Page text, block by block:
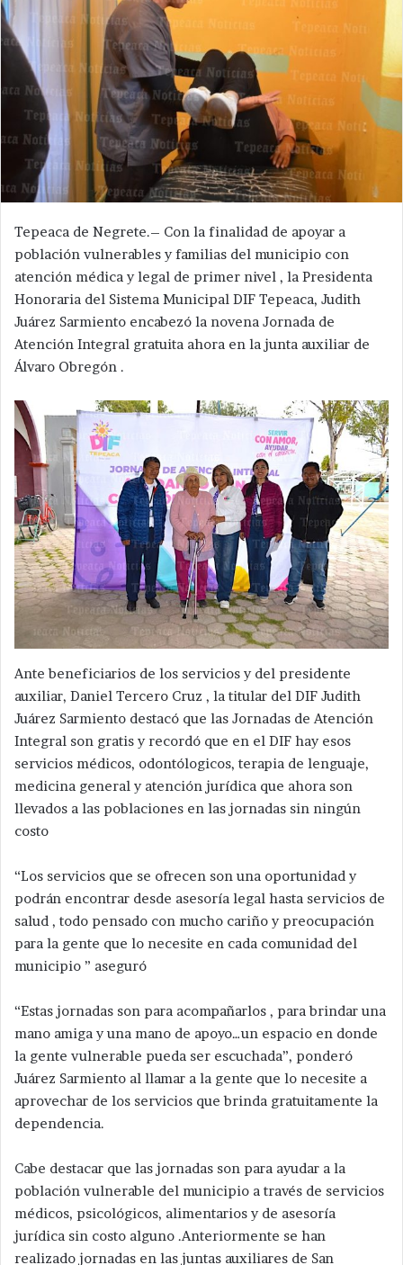
Tepeaca de Negrete.– Con la finalidad de apoyar a
población vulnerables y familias del municipio con
atención médica y legal de primer nivel , la Presidenta
Honoraria del Sistema Municipal DIF Tepeaca, Judith
Juárez Sarmiento encabezó la novena Jornada de
Atención Integral gratuita ahora en la junta auxiliar de
Álvaro Obregón .
Ante beneficiarios de los servicios y del presidente
auxiliar, Daniel Tercero Cruz , la titular del DIF Judith
Juárez Sarmiento destacó que las Jornadas de Atención
Integral son gratis y recordó que en el DIF hay esos
servicios médicos, odontólogicos, terapia de lenguaje,
medicina general y atención jurídica que ahora son
llevados a las poblaciones en las jornadas sin ningún
costo
“Los servicios que se ofrecen son una oportunidad y
podrán encontrar desde asesoría legal hasta servicios de
salud , todo pensado con mucho cariño y preocupación
para la gente que lo necesite en cada comunidad del
municipio ” aseguró
“Estas jornadas son para acompañarlos , para brindar una
mano amiga y una mano de apoyo…un espacio en donde
la gente vulnerable pueda ser escuchada”, ponderó
Juárez Sarmiento al llamar a la gente que lo necesite a
aprovechar de los servicios que brinda gratuitamente la
dependencia.
Cabe destacar que las jornadas son para ayudar a la
población vulnerable del municipio a través de servicios
médicos, psicológicos, alimentarios y de asesoría
jurídica sin costo alguno .Anteriormente se han
realizado jornadas en las juntas auxiliares de San